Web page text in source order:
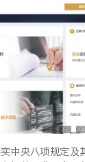
中央八项规定及